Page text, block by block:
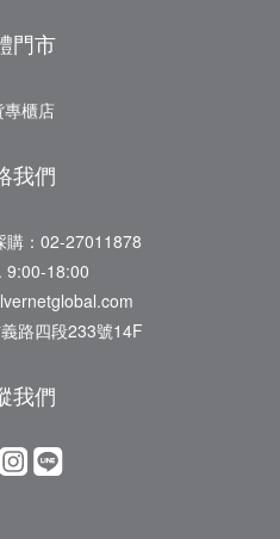
門市
櫃店
我們
購：02-27011878
9:00-18:00
路四段233號14F
我們